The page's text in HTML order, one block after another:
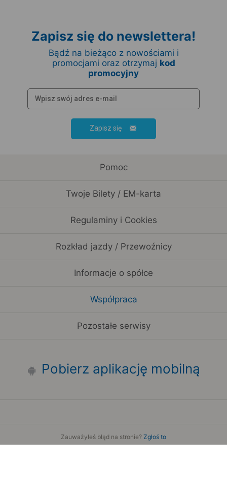
Zapisz się do newslettera!
Bądź na bieżąco z nowościami i
promocjami oraz otrzymaj kod
promocyjny
Zapisz się
Pomoc
Twoje Bilety / EM-karta
Regulaminy i Cookies
Rozkład jazdy / Przewoźnicy
Informacje o spółce
Współpraca
Pozostałe serwisy
Pobierz aplikację mobilną
Zauważyłeś błąd na stronie? Zgłoś to